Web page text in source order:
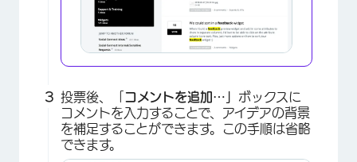
投票後、「 コメントを追加…」 ボックスに
コメントを入力することで、アイデアの背景
を補足することができます。この手順は省略
できます。